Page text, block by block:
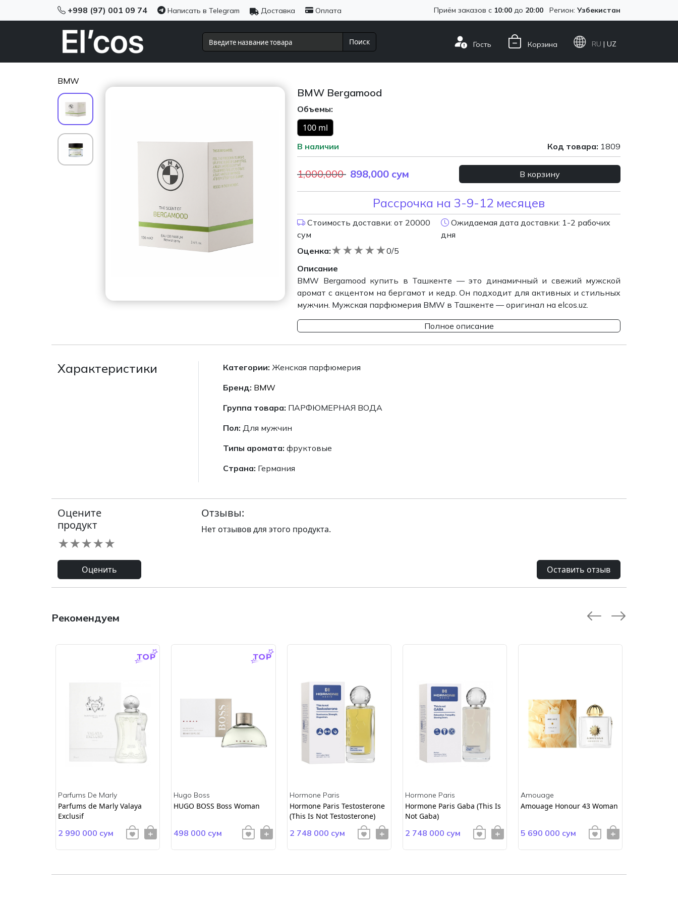
+998 (97) 001 09 74 Написать в Telegram Доставка Оплата Приём заказов с 10:00 до 20:00 Регион: Узбекистан
Поиск Гость Корзина RU | UZ
BMW
BMW Bergamood
Объемы:
100 ml
В наличии Код товара: 1809
1,000,000 898,000 сум В корзину
Рассрочка на 3-9-12 месяцев
Стоимость доставки: от 20000
сум
Ожидаемая дата доставки: 1-2 рабочих
дня
Оценка:
★
★
★
★
★
0/5
Описание
BMW Bergamood купить в Ташкенте — это динамичный и свежий мужской
аромат с акцентом на бергамот и кедр. Он подходит для активных и стильных
мужчин. Мужская парфюмерия BMW в Ташкенте — оригинал на elcos.uz.
Полное описание
Характеристики Категории: Женская парфюмерия
Бренд: BMW
Группа товара: ПАРФЮМЕРНАЯ ВОДА
Пол: Для мужчин
Типы аромата: фруктовые
Страна: Германия
Оцените
продукт
★
★
★
★
★
Оценить
Отзывы:
Нет отзывов для этого продукта.
Оставить отзыв
Рекомендуем
Parfums De Marly
Parfums de Marly Valaya
Exclusif
2 990 000 сум
Hugo Boss
HUGO BOSS Boss Woman
498 000 сум
Hormone Paris
Hormone Paris Testosterone
(This Is Not Testosterone)
2 748 000 сум
Hormone Paris
Hormone Paris Gaba (This Is
Not Gaba)
2 748 000 сум
Amouage
Amouage Honour 43 Woman
5 690 000 сум